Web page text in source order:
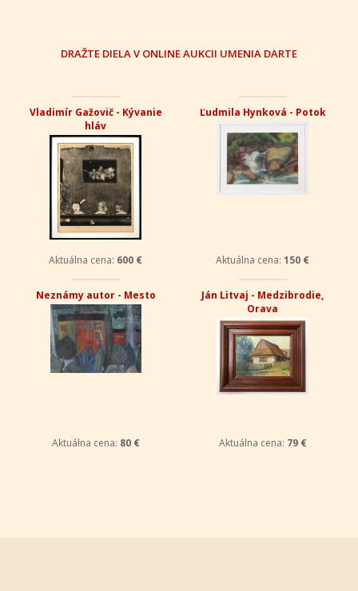
DRAŽTE DIELA V ONLINE AUKCII UMENIA DARTE
Vladimír Gažovič - Kývanie
hláv
Aktuálna cena: 600 €
Ľudmila Hynková - Potok
Aktuálna cena: 150 €
Neznámy autor - Mesto
Aktuálna cena: 80 €
Ján Litvaj - Medzibrodie,
Orava
Aktuálna cena: 79 €